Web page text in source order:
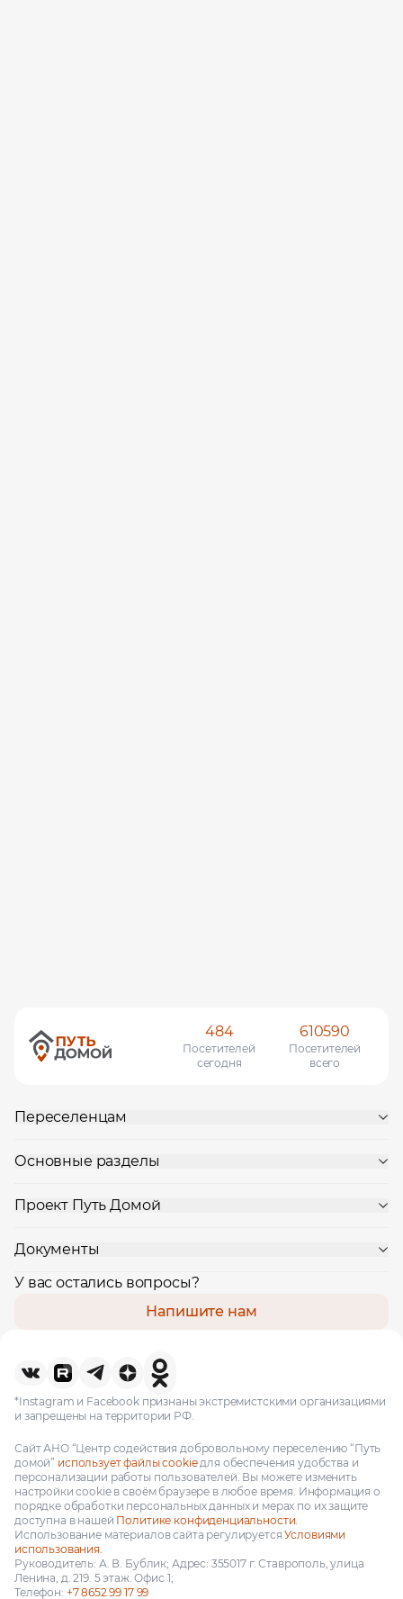
484
Посетителей
сегодня
610590
Посетителей
всего
Переселенцам
Основные разделы
Проект Путь Домой
Документы
У вас остались вопросы?
Напишите нам
*Instagram и Facebook признаны экстремистскими организациями
и запрещены на территории РФ.
Сайт АНО “Центр содействия добровольному переселению “Путь
домой” использует файлы cookieдля обеспечения удобства и
персонализации работы пользователей. Вы можете изменить
настройки cookie в своём браузере в любое время. Информация о
порядке обработки персональных данных и мерах по их защите
доступна в нашей Политике конфиденциальности.
Использование материалов сайта регулируетсяУсловиями
использования.
Руководитель: А. В. Бублик; Адрес: 355017 г. Ставрополь, улица
Ленина, д. 219. 5 этаж. Офис 1;
Телефон: +7 8652 99 17 99